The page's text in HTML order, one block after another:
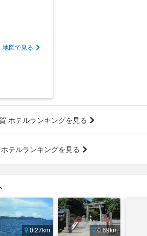
地図で見る
ホテルランキングを見る
テルランキングを見る
0.27km
0.69km